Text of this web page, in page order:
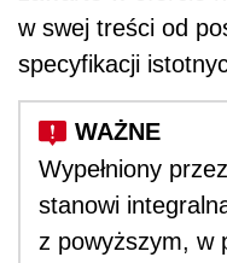
w swej treści od
specyfikacji
Wypełniony
stanowi
z powyższym, w